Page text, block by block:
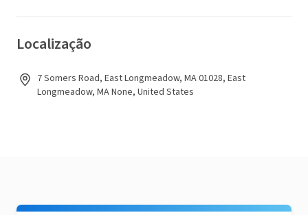
Localização
7 Somers Road, East Longmeadow, MA 01028, East
Longmeadow, MA None, United States